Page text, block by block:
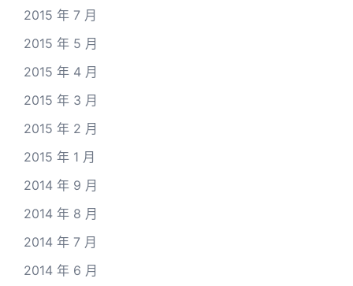
2015 年 7 月
2015 年 5 月
2015 年 4 月
2015 年 3 月
2015 年 2 月
2015 年 1 月
2014 年 9 月
2014 年 8 月
2014 年 7 月
2014 年 6 月